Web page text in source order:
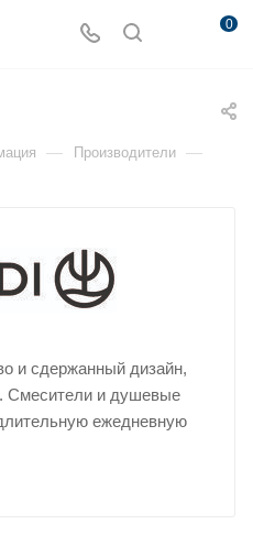
0
— Производители —
и сдержанный дизайн,
Смесители и душевые
ежедневную